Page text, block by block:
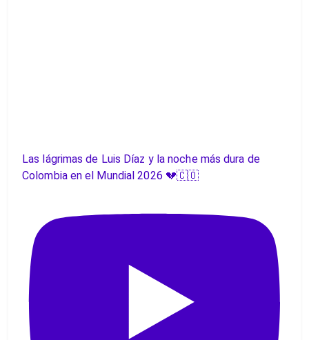
Las lágrimas de Luis Díaz y la noche más dura de
Colombia en el Mundial 2026 💔🇨🇴